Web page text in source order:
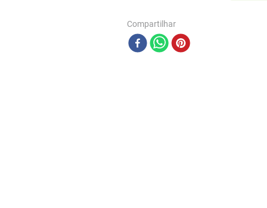
Compartilhar